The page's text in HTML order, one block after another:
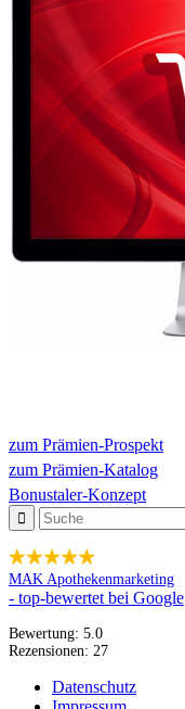
zum Prämien-Prospekt
zum Prämien-Katalog
Bonustaler-Konzept
MAK Apothekenmarketing
- top-bewertet bei Google
Bewertung: 5.0
Rezensionen: 27
Datenschutz